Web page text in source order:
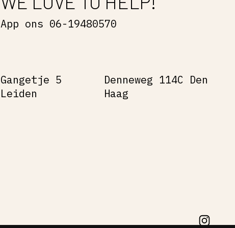
App ons 06-19480570
Gangetje 5
Leiden
Denneweg 114C Den
Haag